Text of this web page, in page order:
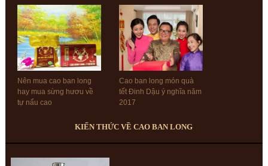
Nên mua cao ban long
hay mua sừng hươu về
tự nấu cao
Cao ban long món quà
tết Đinh Dậu ý nghĩa năm
2017
KIẾN THỨC VỀ CAO BAN LONG